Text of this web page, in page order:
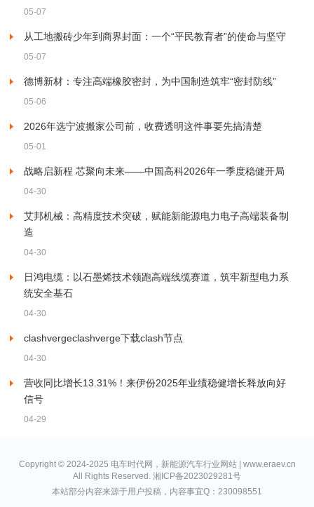
05-07
从工地搬砖少年到商界封面：一个“平民教育者”的使命与坚守
05-07
德博新材：专注高端橡胶密封，为中国制造筑牢“密封防线”
05-06
2026年选宁波搬家公司前，收费透明这件事要先搞清楚
05-01
战略启新程 芯聚向未来——中国高科2026年一季度稳健开局
04-30
艾邦机械：高精度技术突破，赋能新能源电力电子高端装备制
造
04-30
日鸿电缆：以石墨烯技术领跑高端线缆赛道，筑牢新型电力系
统安全基石
04-30
clashvergeclashverge下载clash节点
04-30
营收同比增长13.31%！来伊份2025年业绩稳健增长释放向好
信号
04-29
Copyright © 2024-2025 电车时代网，新能源汽车行业网站 | www.eraev.cn
All Rights Reserved. 湘ICP备2023029281号
本站部分内容来源于用户投稿，内容事宜Q：230098551